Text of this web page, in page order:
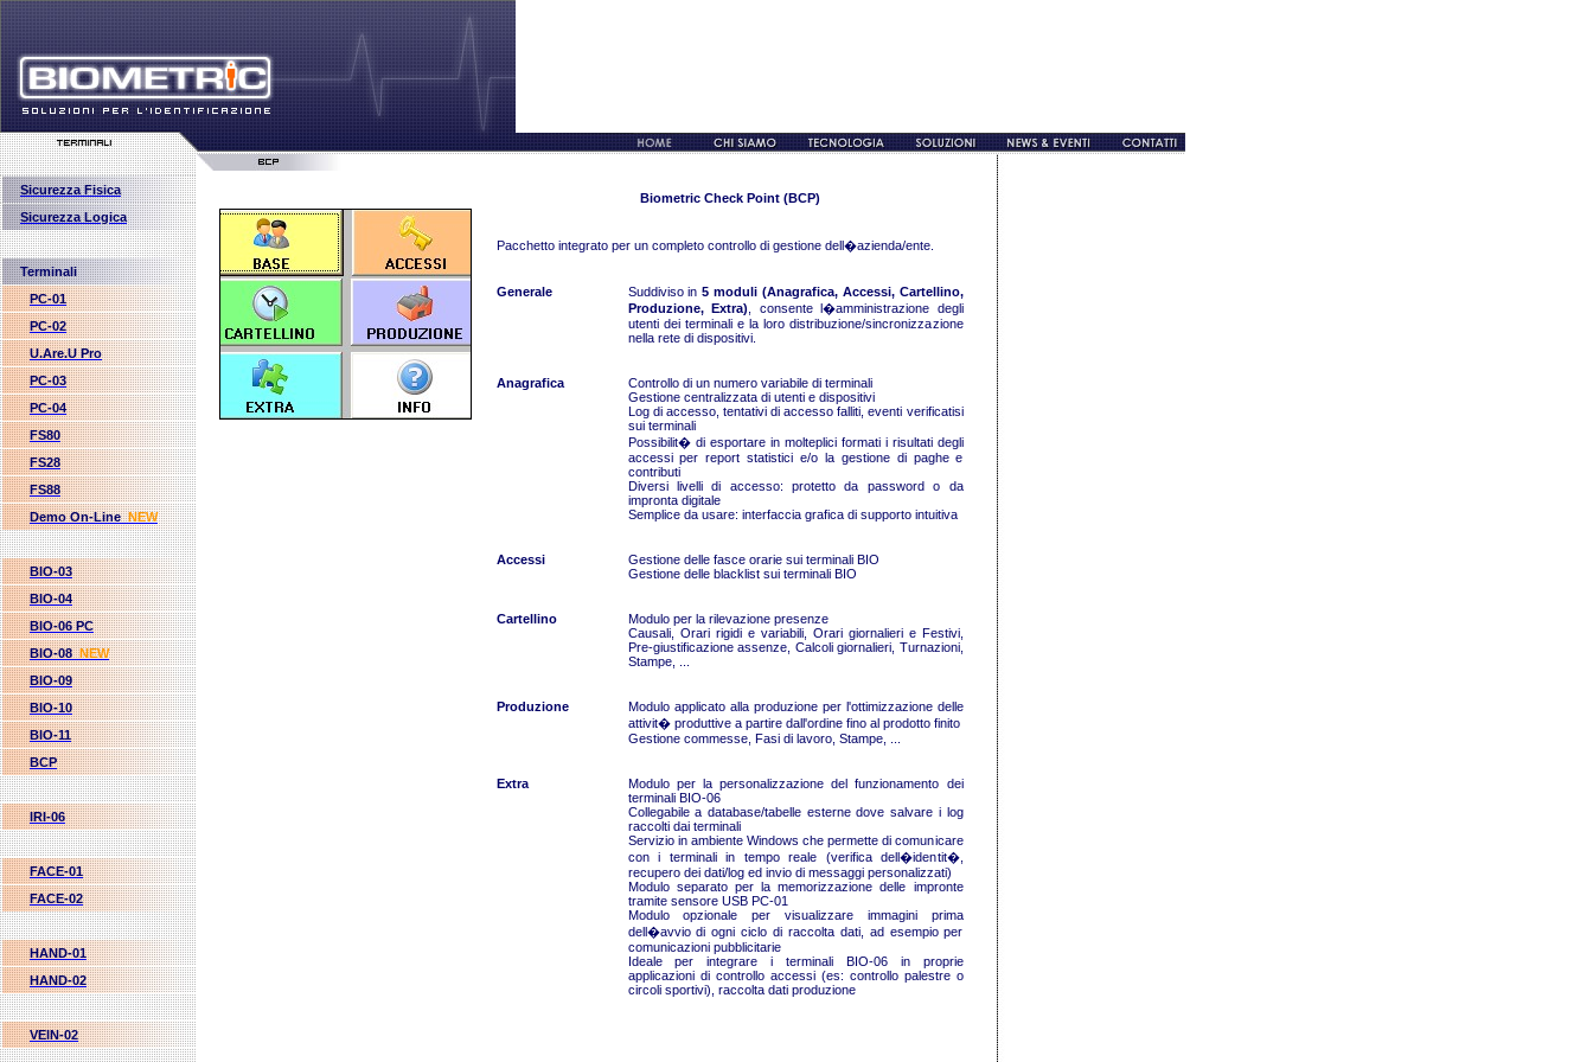
Sicurezza Fisica
Sicurezza Logica
Terminali
PC-01
PC-02
U.Are.U Pro
PC-03
PC-04
FS80
FS28
FS88
Demo On-LineNEW
BIO-03
BIO-04
BIO-06 PC
BIO-08NEW
BIO-09
BIO-10
BIO-11
BCP
IRI-06
FACE-01
FACE-02
HAND-01
HAND-02
VEIN-02
Biometric Check Point (BCP)
Pacchetto integrato per un completo controllo di gestione dell�azienda/ente.
Generale Suddiviso in5 moduli (Anagrafica, Accessi, Cartellino,
Produzione, Extra) , consente l�amministrazione degli
utenti dei terminali e la loro distribuzione/sincronizzazione
nella rete di dispositivi.
Anagrafica
Controllo di un numero variabile di terminali
Gestione centralizzata di utenti e dispositivi
Log di accesso, tentativi di accesso falliti, eventi verificatisi
sui terminali
Possibilit� di esportare in molteplici formati i risultati degli
accessi per report statistici e/o la gestione di paghe e
contributi
Diversi livelli di accesso: protetto da password o da
impronta digitale
Semplice da usare: interfaccia grafica di supporto intuitiva
Accessi
Gestione delle fasce orarie sui terminali BIO
Gestione delle blacklist sui terminali BIO
Cartellino
Modulo per la rilevazione presenze
Causali, Orari rigidi e variabili, Orari giornalieri e Festivi,
Pre-giustificazione assenze, Calcoli giornalieri, Turnazioni,
Stampe, ...
Produzione
Modulo applicato alla produzione per l'ottimizzazione delle
attivit� produttive a partire dall'ordine fino al prodotto finito
Gestione commesse, Fasi di lavoro, Stampe, ...
Extra
Modulo per la personalizzazione del funzionamento dei
terminali BIO-06
Collegabile a database/tabelle esterne dove salvare i log
raccolti dai terminali
Servizio in ambiente Windows che permette di comunicare
con i terminali in tempo reale (verifica dell�identit�,
recupero dei dati/log ed invio di messaggi personalizzati)
Modulo separato per la memorizzazione delle impronte
tramite sensore USB PC-01
Modulo opzionale per visualizzare immagini prima
dell�avvio di ogni ciclo di raccolta dati, ad esempio per
comunicazioni pubblicitarie
Ideale per integrare i terminali BIO-06 in proprie
applicazioni di controllo accessi (es: controllo palestre o
circoli sportivi), raccolta dati produzione